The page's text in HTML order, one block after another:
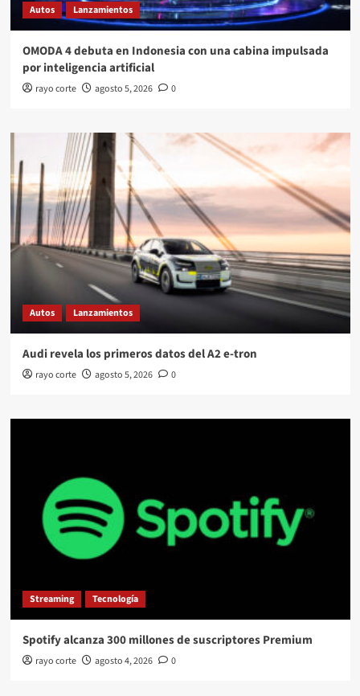
Autos Lanzamientos
OMODA 4 debuta en Indonesia con una cabina impulsada
por inteligencia artificial
rayo corte agosto 5, 2026 0
Autos Lanzamientos
Audi revela los primeros datos del A2 e-tron
rayo corte agosto 5, 2026 0
Streaming Tecnología
Spotify alcanza 300 millones de suscriptores Premium
rayo corte agosto 4, 2026 0